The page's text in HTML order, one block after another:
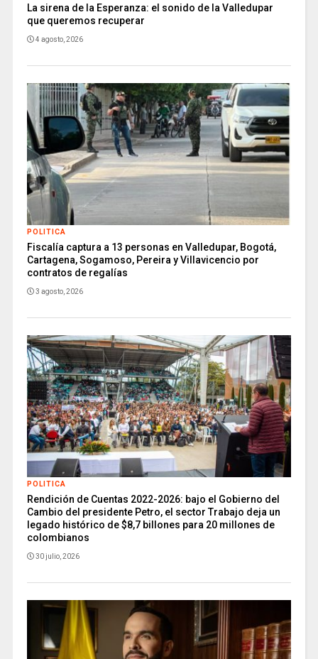
La sirena de la Esperanza: el sonido de la Valledupar
que queremos recuperar
4 agosto, 2026
POLITICA
Fiscalía captura a 13 personas en Valledupar, Bogotá,
Cartagena, Sogamoso, Pereira y Villavicencio por
contratos de regalías
3 agosto, 2026
POLITICA
Rendición de Cuentas 2022-2026: bajo el Gobierno del
Cambio del presidente Petro, el sector Trabajo deja un
legado histórico de $8,7 billones para 20 millones de
colombianos
30 julio, 2026